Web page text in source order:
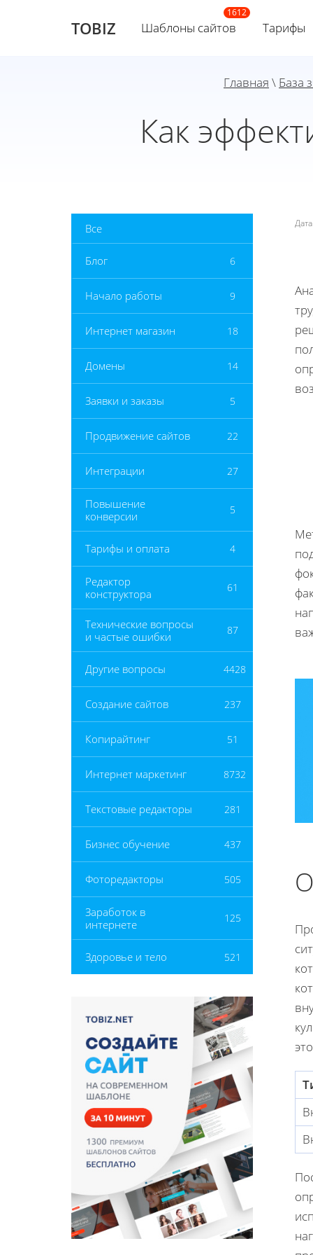
TOBIZ Шаблоны сайтов Тарифы
Главная \ База
Как
Все
Блог 6
Начало работы 9
Интернет магазин 18
Домены 14
Заявки и заказы 5
Продвижение сайтов 22
Интеграции 27
Повышение
конверсии
5
Тарифы и оплата 4
Редактор
конструктора
61
Технические вопросы
и частые ошибки
87
Другие вопросы 4428
Создание сайтов 237
Копирайтинг 51
Интернет маркетинг 8732
Текстовые редакторы 281
Бизнес обучение 437
Фоторедакторы 505
Заработок в
интернете
125
Здоровье и тело 521